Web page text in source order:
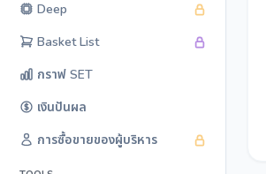
Deep
Basket List
กราฟ SET
เงินปันผล
การซื้อขายของผู้บริหาร